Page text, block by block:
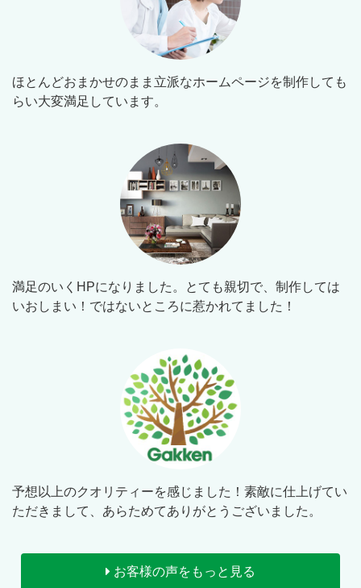
ほとんどおまかせのまま立派なホームページを制作しても
らい大変満足しています。
満足のいくHPになりました。とても親切で、制作しては
いおしまい！ではないところに惹かれてました！
予想以上のクオリティーを感じました！素敵に仕上げてい
ただきまして、あらためてありがとうございました。
お客様の声をもっと見る